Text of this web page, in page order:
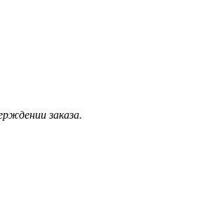
заказа.